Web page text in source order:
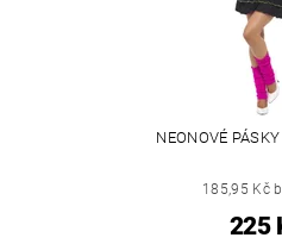
NEONOVÉ
185,95 Kč
225